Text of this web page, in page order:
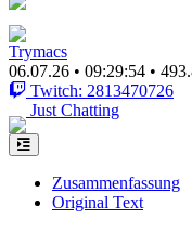
Trymacs
06.07.26 • 09:29:54 •
Twitch: 2813470726
Just Chatting
Zusammenfassung
Original Text